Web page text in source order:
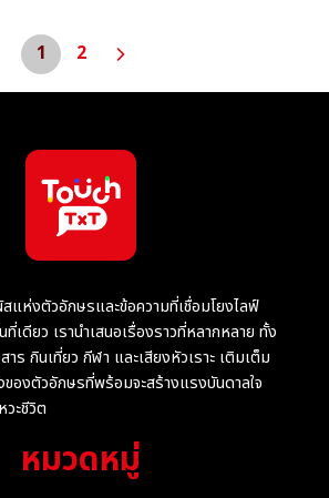
1 2
แห่งตัวอักษรและข้อความที่เชื่อมโยงไลฟ์
ที่เดียว เรานำเสนอเรื่องราวที่หลากหลาย ทั้ง
าร กินเที่ยว กีฬา และเสียงหัวเราะ เติมเต็ม
องตัวอักษรที่พร้อมจะสร้างแรงบันดาลใจ
วะชีวิต
หมวดหมู่